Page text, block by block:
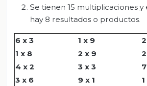
Se tienen 15 multiplicaciones y
hay 8 resultados o productos.
6 x 3 1 x 9
1 x 8
2 x 9
4 x 2
3 x 3
3 x 6
9 x 1